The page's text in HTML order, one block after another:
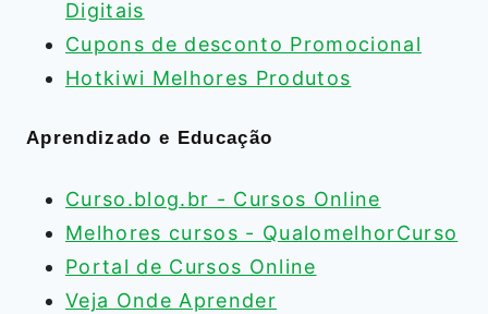
Digitais
Cupons de desconto Promocional
Hotkiwi Melhores Produtos
Aprendizado e Educação
Curso.blog.br - Cursos Online
Melhores cursos - QualomelhorCurso
Portal de Cursos Online
Veja Onde Aprender